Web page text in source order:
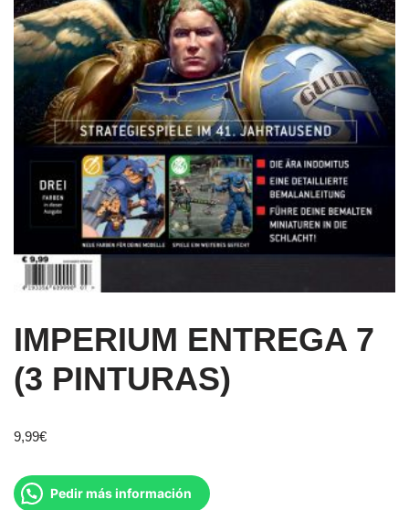
IMPERIUM ENTREGA 7
(3 PINTURAS)
9,99€
Pedir más información